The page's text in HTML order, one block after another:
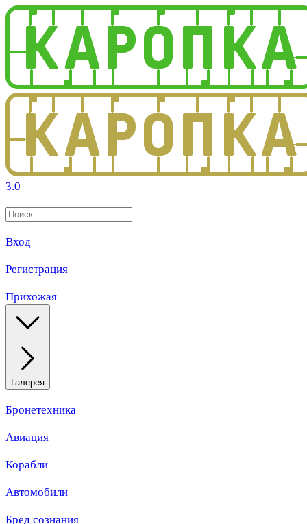
3.0
Вход
Регистрация
Прихожая
Галерея
Бронетехника
Авиация
Корабли
Автомобили
Бред сознания